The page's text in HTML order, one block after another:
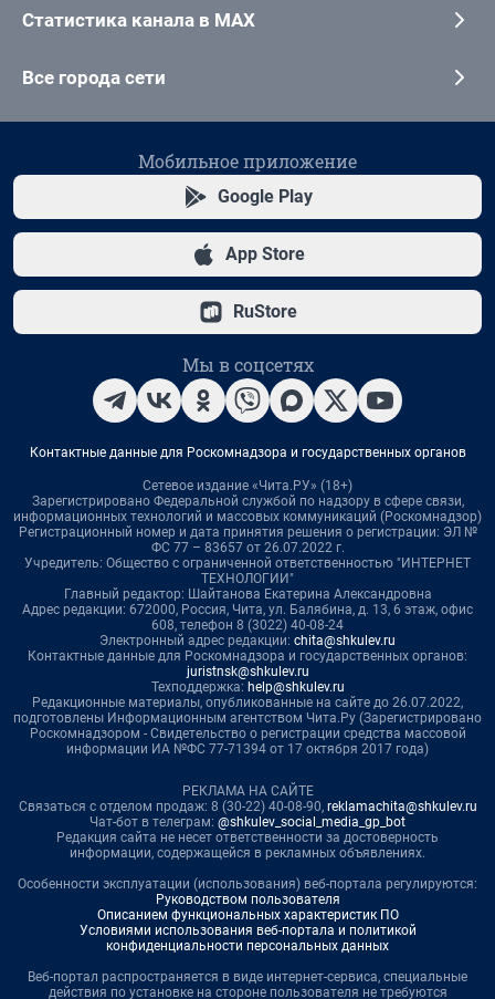
Статистика канала в MAX
Все города сети
Мобильное приложение
Google Play
App Store
RuStore
Мы в соцсетях
Контактные данные для Роскомнадзора и государственных органов
Сетевое издание «Чита.РУ» (18+)
Зарегистрировано Федеральной службой по надзору в сфере связи,
информационных технологий и массовых коммуникаций (Роскомнадзор)
Регистрационный номер и дата принятия решения о регистрации: ЭЛ №
ФС 77 – 83657 от 26.07.2022 г.
Учредитель: Общество с ограниченной ответственностью "ИНТЕРНЕТ
ТЕХНОЛОГИИ"
Главный редактор: Шайтанова Екатерина Александровна
Адрес редакции: 672000, Россия, Чита, ул. Балябина, д. 13, 6 этаж, офис
608, телефон 8 (3022) 40-08-24
Электронный адрес редакции: chita@shkulev.ru
Контактные данные для Роскомнадзора и государственных органов:
juristnsk@shkulev.ru
Техподдержка: help@shkulev.ru
Редакционные материалы, опубликованные на сайте до 26.07.2022,
подготовлены Информационным агентством Чита.Ру (Зарегистрировано
Роскомнадзором - Свидетельство о регистрации средства массовой
информации ИА №ФС 77-71394 от 17 октября 2017 года)
РЕКЛАМА НА САЙТЕ
Связаться с отделом продаж: 8 (30-22) 40-08-90, reklamachita@shkulev.ru
Чат-бот в телеграм: @shkulev_social_media_gp_bot
Редакция сайта не несет ответственности за достоверность
информации, содержащейся в рекламных объявлениях.
Особенности эксплуатации (использования) веб-портала регулируются:
Руководством пользователя
Описанием функциональных характеристик ПО
Условиями использования веб-портала и политикой
конфиденциальности персональных данных
Веб-портал распространяется в виде интернет-сервиса, специальные
действия по установке на стороне пользователя не требуются